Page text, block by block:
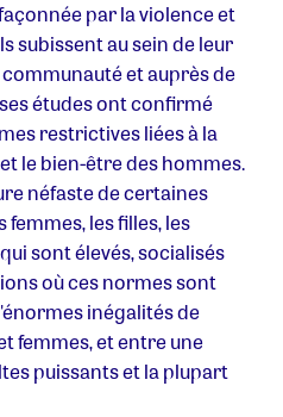
par la violence et
subissent au sein de leur
et auprès de
études ont confirmé
restrictives liées à la
le bien-être des hommes.
néfaste de certaines
les filles, les
sont élevés, socialisés
où ces normes sont
inégalités de
femmes, et entre une
puissants et la plupart